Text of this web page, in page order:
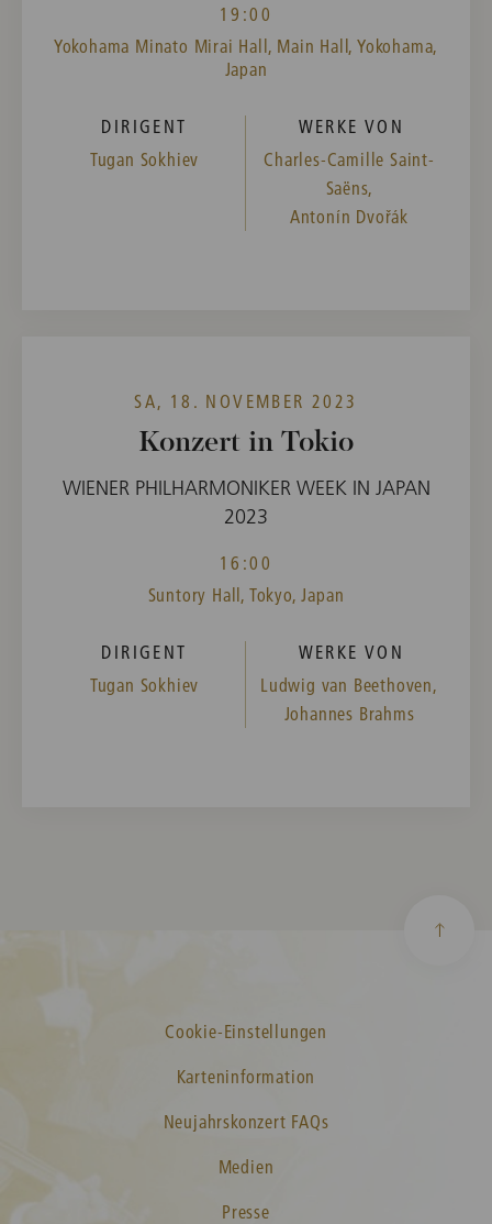
19:00
Yokohama Minato Mirai Hall, Main Hall, Yokohama,
Japan
DIRIGENT
Tugan Sokhiev
WERKE VON
Charles-Camille Saint-
Saëns,
Antonín Dvořák
SA, 18. NOVEMBER 2023
Konzert in Tokio
WIENER PHILHARMONIKER WEEK IN JAPAN
2023
16:00
Suntory Hall, Tokyo, Japan
DIRIGENT
Tugan Sokhiev
WERKE VON
Ludwig van Beethoven,
Johannes Brahms
Cookie-Einstellungen
Karteninformation
Neujahrskonzert FAQs
Medien
Presse